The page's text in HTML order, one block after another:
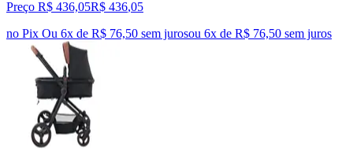
Preço R$ 436,05R$ 436,05
no Pix Ou 6x de R$ 76,50 sem jurosou 6x de R$ 76,50 sem juros